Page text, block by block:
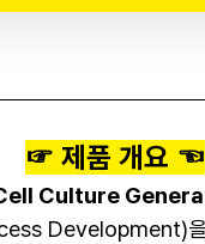
​☞ 제품 개요 ☜
Culture
Development)을